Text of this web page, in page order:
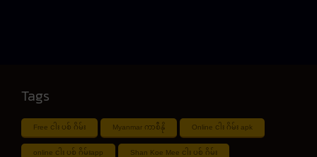
Tags
Free ငါး ပစ် ဂိမ်း Myanmar ကာစီနို Online ငါး ဂိမ်း apk
online ငါး ပစ် ဂိမ်းapp Shan Koe Mee ငါး ပစ် ဂိမ်း